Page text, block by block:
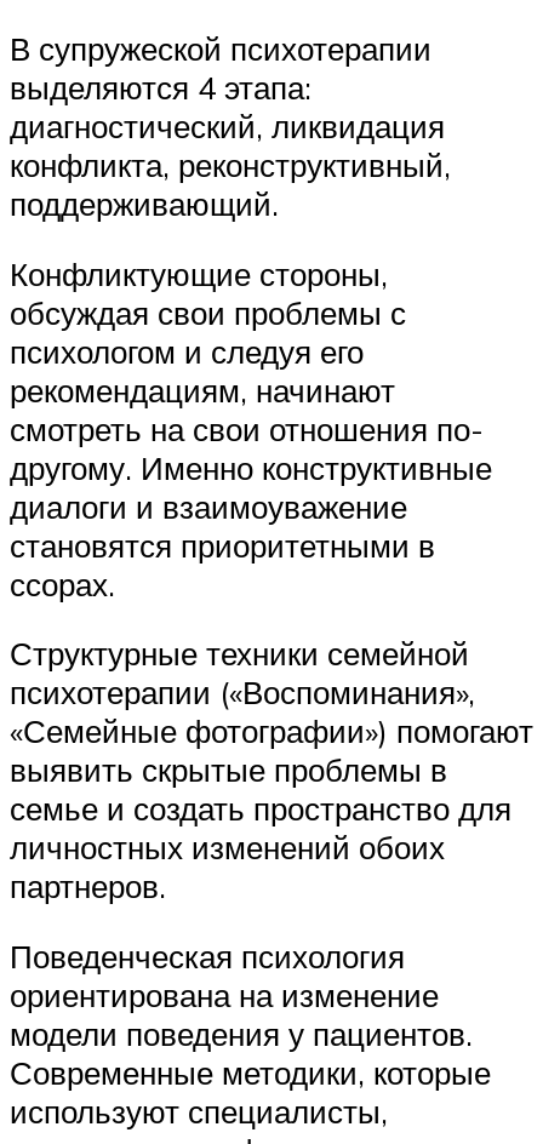
В супружеской психотерапии
выделяются 4 этапа:
диагностический, ликвидация
конфликта, реконструктивный,
поддерживающий.
Конфликтующие стороны,
обсуждая свои проблемы с
психологом и следуя его
рекомендациям, начинают
смотреть на свои отношения по-
другому. Именно конструктивные
диалоги и взаимоуважение
становятся приоритетными в
ссорах.
Структурные техники семейной
психотерапии («Воспоминания»,
«Семейные фотографии») помогают
выявить скрытые проблемы в
семье и создать пространство для
личностных изменений обоих
партнеров.
Поведенческая психология
ориентирована на изменение
модели поведения у пациентов.
Современные методики, которые
используют специалисты,